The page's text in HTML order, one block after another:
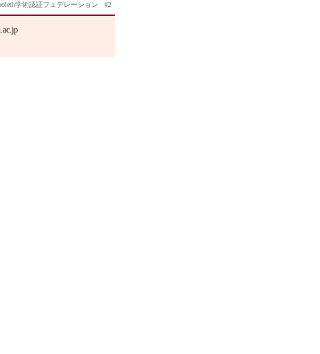
学術認証フェデレーション #2